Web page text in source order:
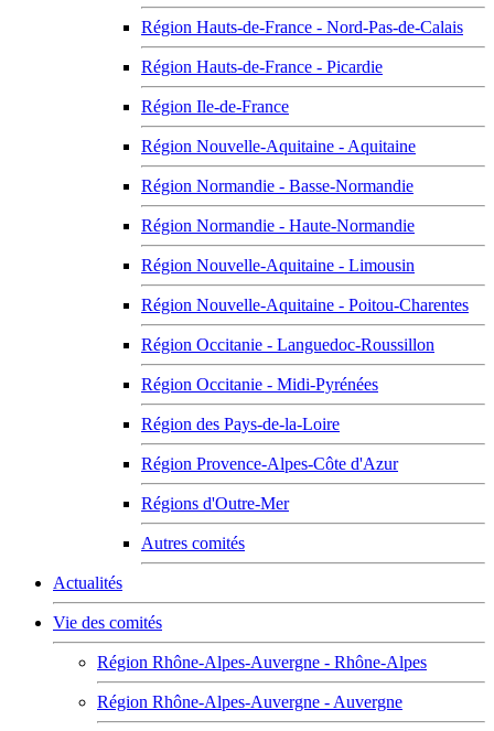
Région Hauts-de-France - Nord-Pas-de-Calais
Région Hauts-de-France - Picardie
Région Ile-de-France
Région Nouvelle-Aquitaine - Aquitaine
Région Normandie - Basse-Normandie
Région Normandie - Haute-Normandie
Région Nouvelle-Aquitaine - Limousin
Région Nouvelle-Aquitaine - Poitou-Charentes
Région Occitanie - Languedoc-Roussillon
Région Occitanie - Midi-Pyrénées
Région des Pays-de-la-Loire
Région Provence-Alpes-Côte d'Azur
Régions d'Outre-Mer
Autres comités
Actualités
Vie des comités
Région Rhône-Alpes-Auvergne - Rhône-Alpes
Région Rhône-Alpes-Auvergne - Auvergne